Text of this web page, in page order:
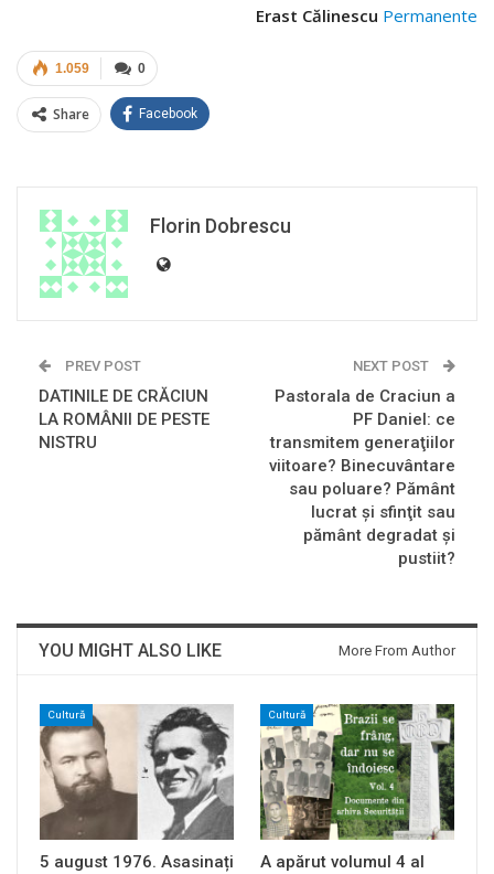
Erast Călinescu Permanente
0
1.059
Share Facebook
Florin Dobrescu
PREV POST
DATINILE DE CRĂCIUN
LA ROMÂNII DE PESTE
NISTRU
NEXT POST
Pastorala de Craciun a
PF Daniel: ce
transmitem generaţiilor
viitoare? Binecuvântare
sau poluare? Pământ
lucrat şi sfinţit sau
pământ degradat şi
pustiit?
YOU MIGHT ALSO LIKE More From Author
Cultură
5 august 1976. Asasinați
Cultură
A apărut volumul 4 al